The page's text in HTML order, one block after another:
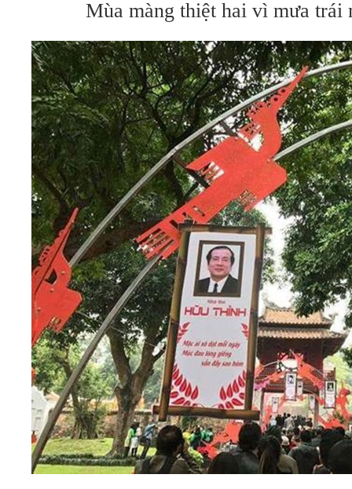
Mùa màng thiệt hai vì mưa trái